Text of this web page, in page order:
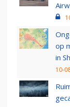
op
in
10-